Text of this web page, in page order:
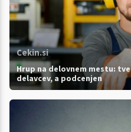
Cekin.si
Hrup na delovnem mestu:
delavcev, a podcenjen